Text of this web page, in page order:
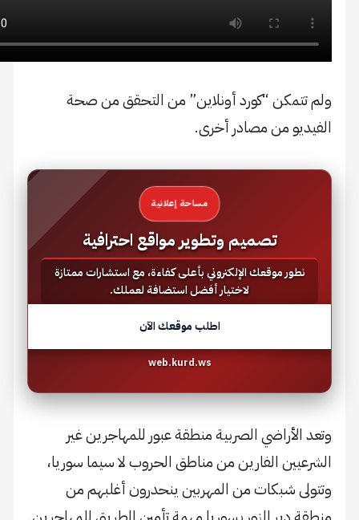
“كورد أونلاين” من التحقق من صحة
من مصادر أخرى.
مساحة إعلانية
تصميم وتطوير مواقع احترافية
نطور موقعك الإلكتروني بأعلى كفاءة، مع استشارات ممتازة
لاختيار أفضل استضافة لعملك.
اطلب موقعك الآن
web.kurd.ws
الصربية منطقة عبور للمهاجرين غير
الفارين من مناطق الحروب لا سيما سوريا،
شبكات من المهربين ينحدرون أغلبهم من